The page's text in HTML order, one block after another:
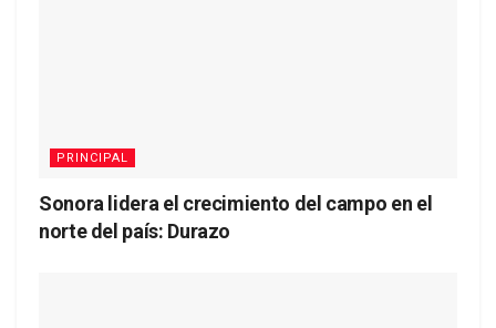
PRINCIPAL
Sonora lidera el crecimiento del campo en el
norte del país: Durazo